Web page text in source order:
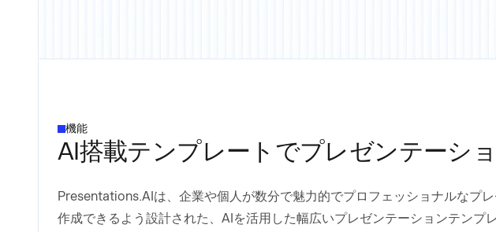
機能
AI搭載テンプレートでプレゼンテーシ
Presentations.AIは、企業や個人が数分で魅力的でプロフェッショナルなプ
作成できるよう設計された、AIを活用した幅広いプレゼンテーションテンプ